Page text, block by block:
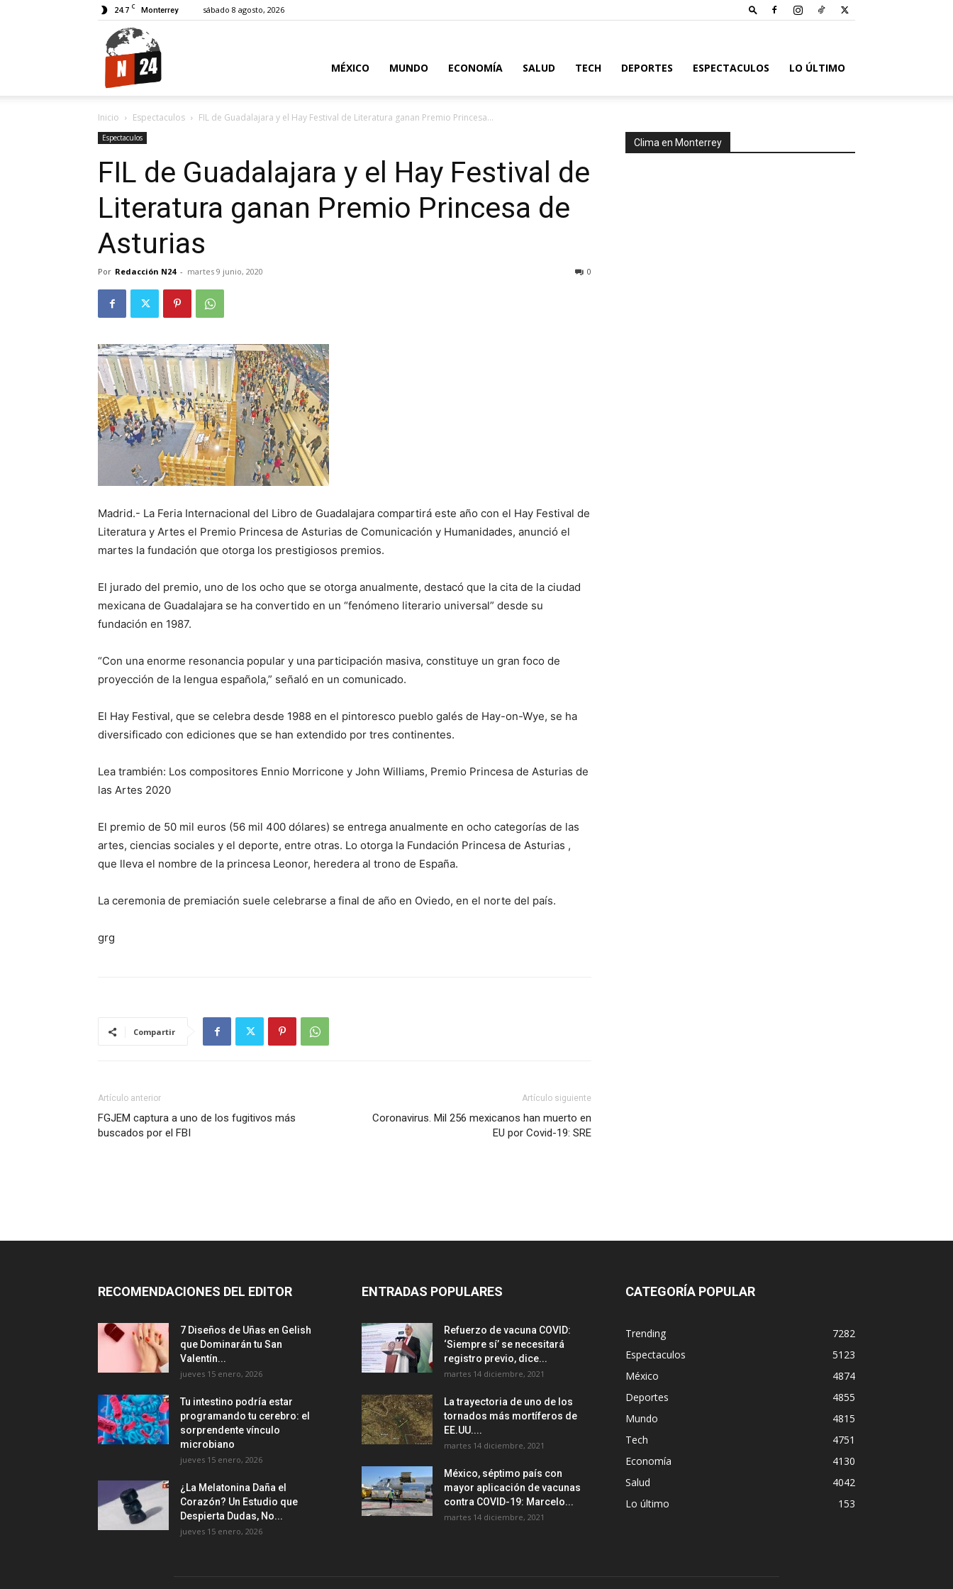
24.7 C Monterrey sábado 8 agosto, 2026
MÉXICO MUNDO ECONOMÍA SALUD TECH DEPORTES ESPECTACULOS LO ÚLTIMO
Inicio Espectaculos FIL de Guadalajara y el Hay Festival de Literatura ganan Premio Princesa...
Espectaculos
FIL de Guadalajara y el Hay Festival de
Literatura ganan Premio Princesa de
Asturias
Por Redacción N24 - martes 9 junio, 2020 0
Madrid.- La Feria Internacional del Libro de Guadalajara compartirá este año con el Hay Festival de
Literatura y Artes el Premio Princesa de Asturias de Comunicación y Humanidades, anunció el
martes la fundación que otorga los prestigiosos premios.
El jurado del premio, uno de los ocho que se otorga anualmente, destacó que la cita de la ciudad
mexicana de Guadalajara se ha convertido en un “fenómeno literario universal” desde su
fundación en 1987.
“Con una enorme resonancia popular y una participación masiva, constituye un gran foco de
proyección de la lengua española,” señaló en un comunicado.
El Hay Festival, que se celebra desde 1988 en el pintoresco pueblo galés de Hay-on-Wye, se ha
diversificado con ediciones que se han extendido por tres continentes.
Lea trambién: Los compositores Ennio Morricone y John Williams, Premio Princesa de Asturias de
las Artes 2020
El premio de 50 mil euros (56 mil 400 dólares) se entrega anualmente en ocho categorías de las
artes, ciencias sociales y el deporte, entre otras. Lo otorga la Fundación Princesa de Asturias ,
que lleva el nombre de la princesa Leonor, heredera al trono de España.
La ceremonia de premiación suele celebrarse a final de año en Oviedo, en el norte del país.
grg
Compartir
Artículo anterior
FGJEM captura a uno de los fugitivos más
buscados por el FBI
Artículo siguiente
Coronavirus. Mil 256 mexicanos han muerto en
EU por Covid-19: SRE
Clima en Monterrey
RECOMENDACIONES DEL EDITOR
7 Diseños de Uñas en Gelish
que Dominarán tu San
Valentín...
jueves 15 enero, 2026
Tu intestino podría estar
programando tu cerebro: el
sorprendente vínculo
microbiano
jueves 15 enero, 2026
¿La Melatonina Daña el
Corazón? Un Estudio que
Despierta Dudas, No...
jueves 15 enero, 2026
ENTRADAS POPULARES
Refuerzo de vacuna COVID:
‘Siempre sí’ se necesitará
registro previo, dice...
martes 14 diciembre, 2021
La trayectoria de uno de los
tornados más mortíferos de
EE.UU....
martes 14 diciembre, 2021
México, séptimo país con
mayor aplicación de vacunas
contra COVID-19: Marcelo...
martes 14 diciembre, 2021
CATEGORÍA POPULAR
Trending
7282
Espectaculos
5123
México
4874
Deportes
4855
Mundo
4815
Tech
4751
Economía
4130
Salud
4042
Lo último
153